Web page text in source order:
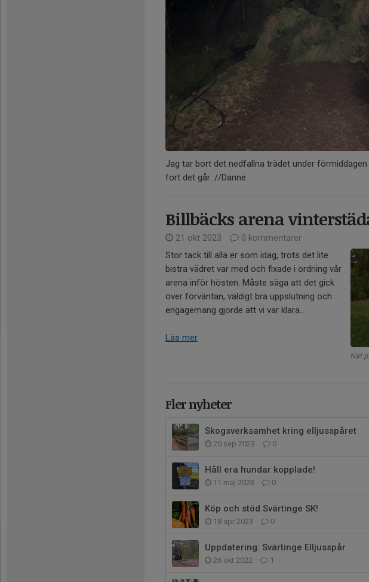
Jag tar bort det nedfallna trädet under
fort det går. //Danne
Billbäcks arena
21 okt 2023 0 kommentarer
Nät
Stor tack till alla er som idag, trots det lite
bistra vädret var med och fixade i ordning vår
arena inför hösten. Måste säga att det gick
över förväntan, väldigt bra uppslutning och
engagemang gjorde att vi var klara...
Läs mer
Fler nyheter
Skogsverksamhet kring elljusspåret
20 sep 2023 0
Håll era hundar kopplade!
11 maj 2023 0
Köp och stöd Svärtinge SK!
18 apr 2023 0
Uppdatering: Svärtinge Elljusspår
26 okt 2022 1